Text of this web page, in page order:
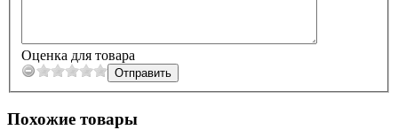
Оценка для товара
Похожие товары